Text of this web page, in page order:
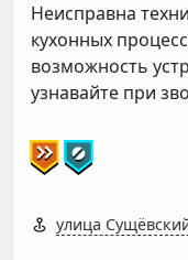
Неисправна
кухонных
возможность
узнавайте при
улица